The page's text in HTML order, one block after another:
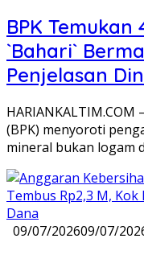
BPK Temukan
`Bahari`
Penjelasan
HARIANKALTIM.COM
(BPK) menyoroti
mineral bukan logam
09/07/202609/07/